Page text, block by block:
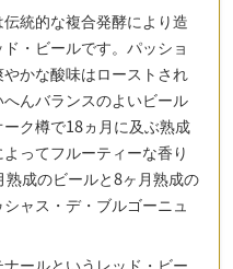
統的な複合発酵により造
・ビールです。パッショ
かな酸味はローストされ
んバランスのよいビール
ク樽で18ヵ月に及ぶ熟成
ってフルーティーな香り
成のビールと8ヶ月熟成の
ャス・デ・ブルゴーニュ
ールというレッド・ビー